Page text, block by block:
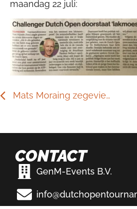
maandag 22 juli:
Mats Moraing zegeviert!
CONTACT
GenM-Events B.V.